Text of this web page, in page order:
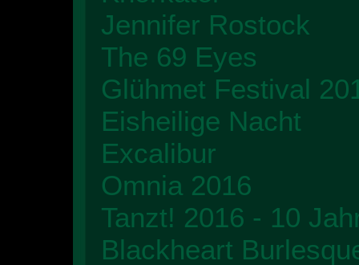
Jennifer Rostock
The 69 Eyes
Glühmet Festival
Eisheilige Nacht
Excalibur
Omnia 2016
Tanzt! 2016 - 10
Blackheart